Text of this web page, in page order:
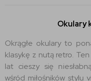
Okulary
Okrągłe okulary to
klasykę z nutą retro.
lat cieszy się
wśród miłośników